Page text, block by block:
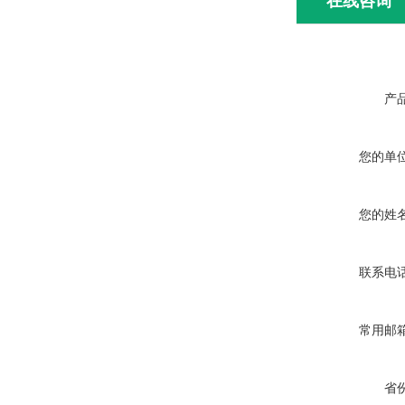
产
您的单
您的姓
联系电
常用邮
省